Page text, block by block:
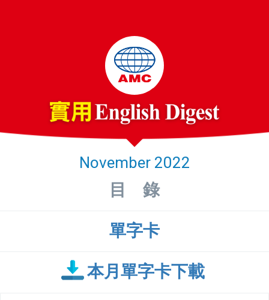
November 2022
目 錄
單字卡
本月單字卡下載